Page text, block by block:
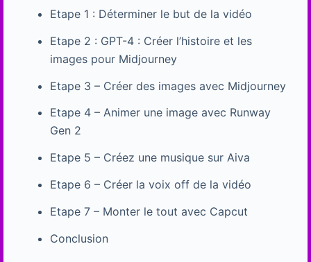
Etape 1 : Déterminer le but de la vidéo
Etape 2 : GPT-4 : Créer l’histoire et les
images pour Midjourney
Etape 3 – Créer des images avec Midjourney
Etape 4 – Animer une image avec Runway
Gen 2
Etape 5 – Créez une musique sur Aiva
Etape 6 – Créer la voix off de la vidéo
Etape 7 – Monter le tout avec Capcut
Conclusion